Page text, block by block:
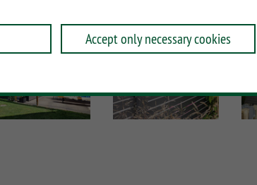
Accept only necessary cookies